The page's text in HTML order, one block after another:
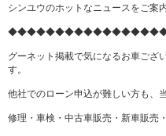
シンユウのホットなニュースをご案
グーネット掲載で気になるお車ござ
す。
他社でのローン申込が難しい方も、
修理・車検・中古車販売・新車販売